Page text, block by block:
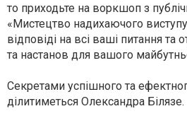
то приходьте на воркшоп з
«Мистецтво надихаючого
відповіді на всі ваші питання та
та настанов для вашого
Секретами успішного та
ділитиметься Олександра Білязе.